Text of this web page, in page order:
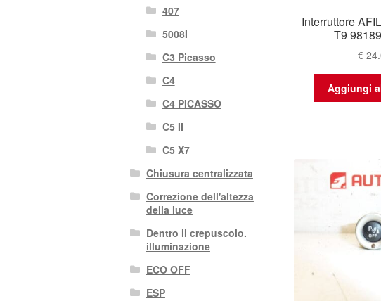
Interruttore
T9
€
Aggiungi
407
5008I
C3 Picasso
C4
C4 PICASSO
C5 II
C5 X7
Chiusura centralizzata
Correzione dell'altezza
della luce
Dentro il crepuscolo.
illuminazione
ECO OFF
ESP